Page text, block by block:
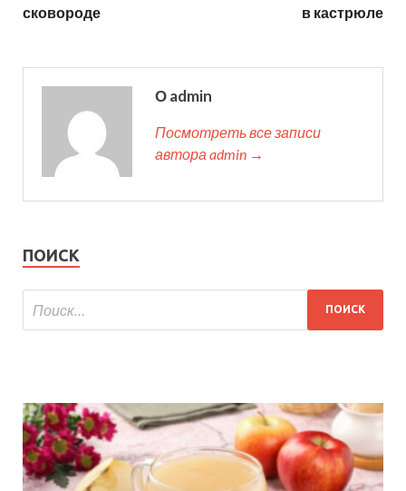
сковороде
в кастрюле
О admin
Посмотреть все записи
автора admin →
ПОИСК